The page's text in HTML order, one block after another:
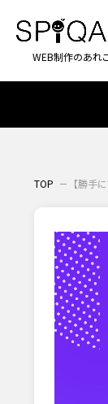
WEB制作のあれ
TOP 【勝手